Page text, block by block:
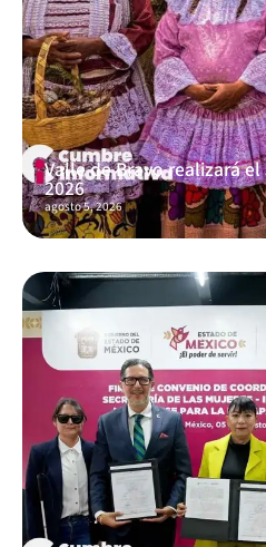
Valle de Bravo realizará
2026
agosto 5, 2026